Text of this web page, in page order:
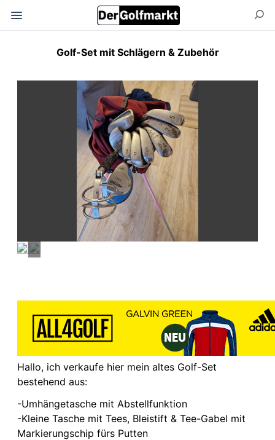
Golf-Set mit Schlägern & Zubehör
Hallo, ich verkaufe hier mein altes Golf-Set
bestehend aus:
-Umhängetasche mit Abstellfunktion
-Kleine Tasche mit Tees, Bleistift & Tee-Gabel mit
Markierungschip fürs Putten